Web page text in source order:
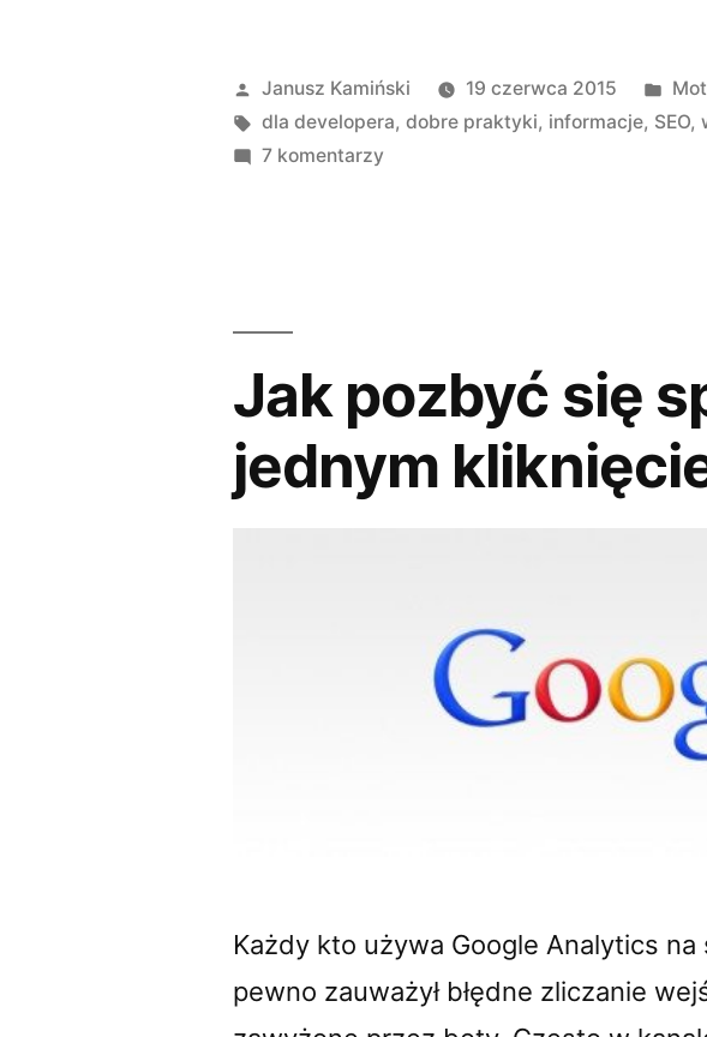
różnica
między
Static,
layout?”
Opublikowane
przez
Janusz Kamiński 19 czerwca 2015
w
Tagi:
dla developera,dobre praktyki, informacje, SEO,
7 komentarzy
Adaptive
Responsive
layout?
Jak pozbyć się
jednym
Każdy kto używa Google Analytics
pewno zauważył błędne zliczanie